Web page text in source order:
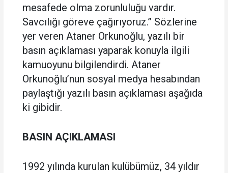
mesafede olma zorunluluğu vardır.
Savcılığı göreve çağırıyoruz.” Sözlerine
yer veren Ataner Orkunoğlu, yazılı bir
basın açıklaması yaparak konuyla ilgili
kamuoyunu bilgilendirdi. Ataner
Orkunoğlu’nun sosyal medya hesabından
paylaştığı yazılı basın açıklaması aşağıda
ki gibidir.
BASIN AÇIKLAMASI
1992 yılında kurulan kulübümüz, 34 yıldır